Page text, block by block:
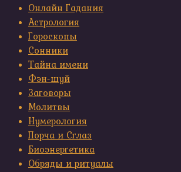
Онлайн Гадания
Астрология
Гороскопы
Сонники
Тайна имени
Фэн-шуй
Заговоры
Молитвы
Нумерология
Порча и Сглаз
Биоэнергетика
Обряды и ритуалы